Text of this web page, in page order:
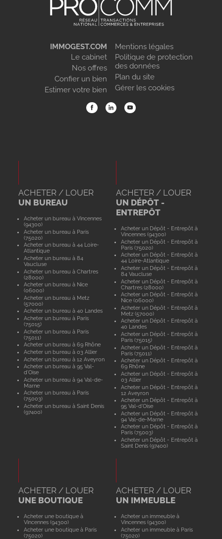
IMMOGEST.COM
Le cabinet
Nos offres
Confier un bien
Estimer votre bien
Mentions légales
Politique de protection
des données
Plan du site
Gérer les cookies
ACHETER / LOUER
UN BUREAU
Acheter un bureau à Vincennes
(94300)
Acheter un bureau à Paris
(75020)
Acheter un bureau à 44 Loire-
Atlantique
Acheter un bureau à 84
Vaucluse
Acheter un bureau à Chartres
(28000)
Acheter un bureau à Nice
(06000)
Acheter un bureau à Metz
(57000)
Acheter un bureau à 40 Landes
Acheter un bureau à Paris
(75015)
Acheter un bureau à Paris
(75011)
Acheter un bureau à 69 Rhône
Acheter un bureau à 03 Allier
Acheter un bureau à 12 Aveyron
Acheter un bureau à 95 Val-
d'Oise
Acheter un bureau à 94 Val-de-
Marne
Acheter un bureau à Paris
(75003)
Acheter un bureau à Saint Denis
(97400)
ACHETER / LOUER
UN DÉPÔT -
ENTREPÔT
Acheter un Dépôt - Entrepôt à
Vincennes (94300)
Acheter un Dépôt - Entrepôt à
Paris (75020)
Acheter un Dépôt - Entrepôt à
44 Loire-Atlantique
Acheter un Dépôt - Entrepôt à
84 Vaucluse
Acheter un Dépôt - Entrepôt à
Chartres (28000)
Acheter un Dépôt - Entrepôt à
Nice (06000)
Acheter un Dépôt - Entrepôt à
Metz (57000)
Acheter un Dépôt - Entrepôt à
40 Landes
Acheter un Dépôt - Entrepôt à
Paris (75015)
Acheter un Dépôt - Entrepôt à
Paris (75011)
Acheter un Dépôt - Entrepôt à
69 Rhône
Acheter un Dépôt - Entrepôt à
03 Allier
Acheter un Dépôt - Entrepôt à
12 Aveyron
Acheter un Dépôt - Entrepôt à
95 Val-d'Oise
Acheter un Dépôt - Entrepôt à
94 Val-de-Marne
Acheter un Dépôt - Entrepôt à
Paris (75003)
Acheter un Dépôt - Entrepôt à
Saint Denis (97400)
ACHETER / LOUER
UNE BOUTIQUE
Acheter une boutique à
Vincennes (94300)
Acheter une boutique à Paris
(75020)
ACHETER / LOUER
UN IMMEUBLE
Acheter un immeuble à
Vincennes (94300)
Acheter un immeuble à Paris
(75020)